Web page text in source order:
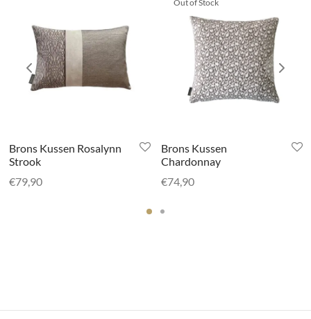
Brons Kussen Rosalynn
Strook
€79,90
Out of Stock
Brons Kussen
Chardonnay
€74,90